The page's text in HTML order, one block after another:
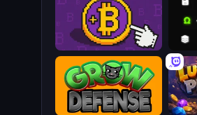
Money Maker
Grow Defense